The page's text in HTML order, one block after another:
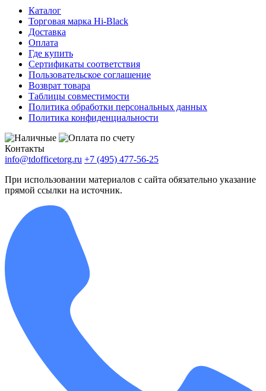
Каталог
Торговая марка Hi-Black
Доставка
Оплата
Где купить
Сертификаты соответствия
Пользовательское соглашение
Возврат товара
Таблицы совместимости
Политика обработки персональных данных
Политика конфиденциальности
Контакты
info@tdofficetorg.ru +7 (495) 477-56-25
При использовании материалов с сайта обязательно указание
прямой ссылки на источник.